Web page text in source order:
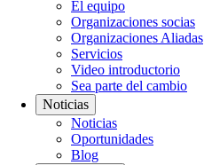
El equipo
Organizaciones socias
Organizaciones Aliadas
Servicios
Video introductorio
Sea parte del cambio
Noticias
Noticias
Oportunidades
Blog